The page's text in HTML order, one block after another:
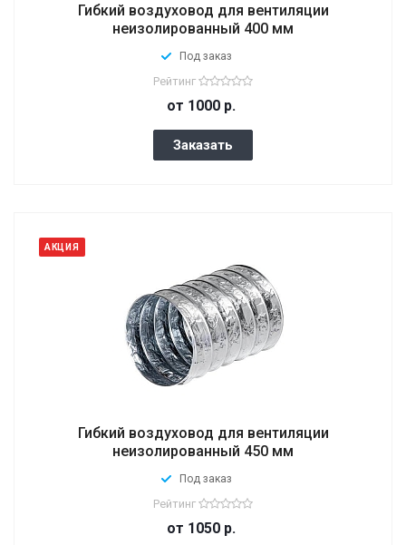
Гибкий воздуховод для вентиляции
неизолированный 400 мм
Под заказ
Рейтинг
от 1000 р.
Заказать
АКЦИЯ
Гибкий воздуховод для вентиляции
неизолированный 450 мм
Под заказ
Рейтинг
от 1050 р.